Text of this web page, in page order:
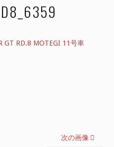
GT RD.8 MOTEGI 11号車
次の画像